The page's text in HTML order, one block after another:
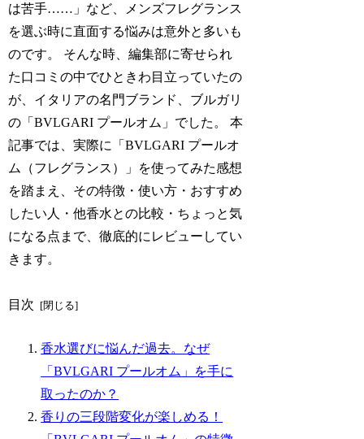
は苦手……」など、メンズフレグランス
を選ぶ時に直面する悩みは意外と多いも
のです。 そんな時、編集部に寄せられ
た口コミの中でひときわ目立っていたの
が、イタリアの名門ブランド、ブルガリ
の「BVLGARI プールオム」でした。 本
記事では、実際に「BVLGARI プールオ
ム（フレグランス）」を使ってみた感想
を踏まえ、その特徴・使い方・おすすめ
したい人・他香水との比較・ちょっと気
になる点まで、徹底的にレビューしてい
きます。
目次
香水選びに悩んだ過去。なぜ
「BVLGARI プールオム」を手に
取ったのか？
香りの三段階変化が楽しめる！